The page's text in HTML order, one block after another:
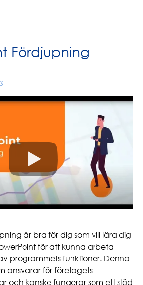
Fördjupning
är bra för dig som vill lära dig
för att kunna arbeta
programmets funktioner. Denna
ansvarar för företagets
och kanske fungerar som ett stöd